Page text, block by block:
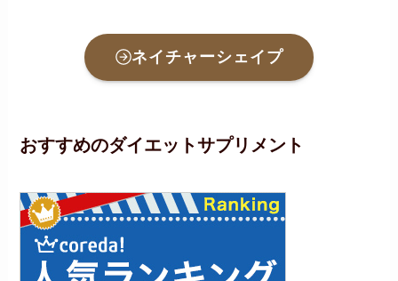
ネイチャーシェイプ
おすすめのダイエットサプリメント